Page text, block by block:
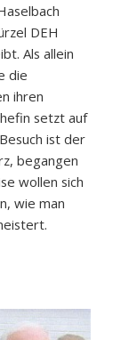
DEH
Als allein
die
ihren
setzt auf
ist der
begangen
wollen sich
wie man